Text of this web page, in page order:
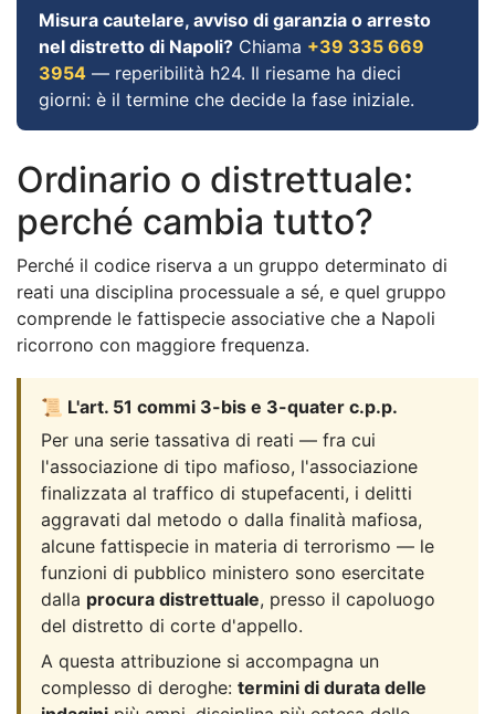
Misura cautelare, avviso di garanzia o arresto
nel distretto di Napoli? Chiama +39 335 669
3954 — reperibilità h24. Il riesame ha dieci
giorni: è il termine che decide la fase iniziale.
Ordinario o distrettuale:
perché cambia tutto?
Perché il codice riserva a un gruppo determinato di
reati una disciplina processuale a sé, e quel gruppo
comprende le fattispecie associative che a Napoli
ricorrono con maggiore frequenza.
📜 L'art. 51 commi 3-bis e 3-quater c.p.p.
Per una serie tassativa di reati — fra cui
l'associazione di tipo mafioso, l'associazione
finalizzata al traffico di stupefacenti, i delitti
aggravati dal metodo o dalla finalità mafiosa,
alcune fattispecie in materia di terrorismo — le
funzioni di pubblico ministero sono esercitate
dalla procura distrettuale, presso il capoluogo
del distretto di corte d'appello.
A questa attribuzione si accompagna un
complesso di deroghe: termini di durata delle